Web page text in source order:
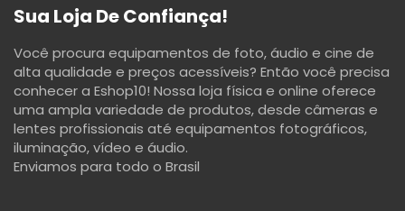
Sua Loja De Confiança!
Você procura equipamentos de foto, áudio e cine de
alta qualidade e preços acessíveis? Então você precisa
conhecer a Eshop10! Nossa loja física e online oferece
uma ampla variedade de produtos, desde câmeras e
lentes profissionais até equipamentos fotográficos,
iluminação, vídeo e áudio.
Enviamos para todo o Brasil